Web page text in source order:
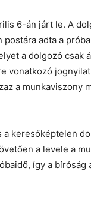
6-án járt le. A
adta a
a dolgozó csak
vonatkozó
a munkaviszony
keresőképtelen
a levele a
így a bíróság